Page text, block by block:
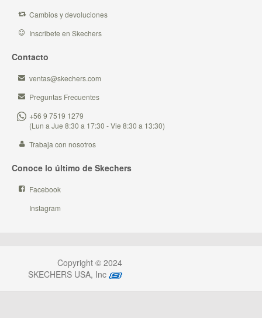
Cambios y devoluciones
Inscribete en Skechers
Contacto
ventas@skechers.com
Preguntas Frecuentes
+56 9 7519 1279
(Lun a Jue 8:30 a 17:30 - Vie 8:30 a 13:30)
Trabaja con nosotros
Conoce lo último de Skechers
Facebook
Instagram
Copyright © 2024
SKECHERS USA, Inc